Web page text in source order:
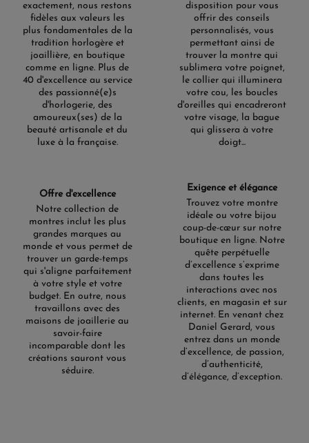
exactement, nous restons
fidèles aux valeurs les
plus fondamentales de la
tradition horlogère et
joaillière, en boutique
comme en ligne. Plus de
40 d'excellence au service
des passionné(e)s
d'horlogerie, des
amoureux(ses) de la
beauté artisanale et du
luxe à la française.
disposition pour vous
offrir des conseils
personnalisés, vous
permettant ainsi de
trouver la montre qui
sublimera votre poignet,
le collier qui illuminera
votre cou, les boucles
d'oreilles qui encadreront
votre visage, la bague
qui glissera à votre
doigt...
Offre d'excellence
Notre collection de
montres inclut les plus
grandes marques au
monde et vous permet de
trouver un garde-temps
qui s'aligne parfaitement
à votre style et votre
budget. En outre, nous
travaillons avec des
maisons de joaillerie au
savoir-faire
incomparable dont les
créations sauront vous
séduire.
Exigence et élégance
Trouvez votre montre
idéale ou votre bijou
coup-de-cœur sur notre
boutique en ligne. Notre
quête perpétuelle
d’excellence s’exprime
dans toutes les
interactions avec nos
clients, en magasin et sur
internet. En venant chez
Daniel Gerard, vous
entrez dans un monde
d’excellence, de passion,
d’authenticité,
d’élégance, d’exception.